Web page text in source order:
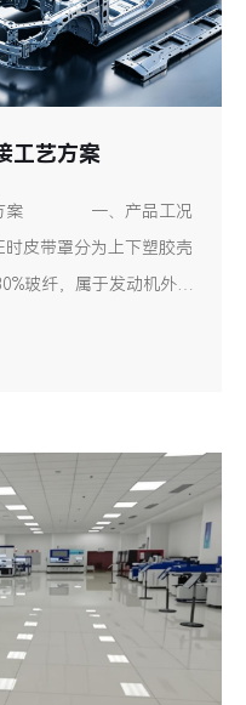
工艺方案
艺方案 一、产品工况
带罩分为上下塑胶壳
玻纤，属于发动机外围